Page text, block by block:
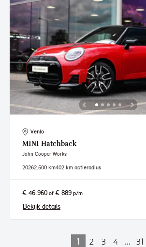
Venlo
MINI Hatchback
John Cooper Works
20262.500 km402 km actieradius
€ 46.960 of € 889 p/m
Bekijk details
1 2 3 4 ... 31